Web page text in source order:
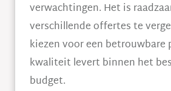
verwachtingen. Het is
verschillende offertes te
kiezen voor een betrouwbare
kwaliteit levert binnen het
budget.